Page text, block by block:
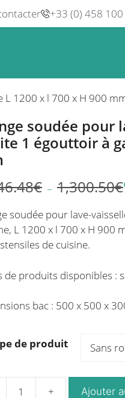
+33 (0) 458 100
L 1200 x l 700 x H 900
soudée pour
1 égouttoir à
€ – 1,300.50€
soudée pour lave-
L 1200 x l 700 x H 900
de cuisine.
de produits disponibles :
bac : 500 x 500 x
de produit
Ajouter